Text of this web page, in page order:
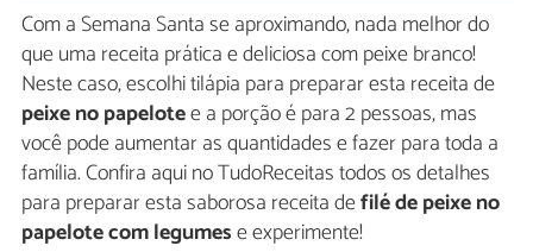
Com a Semana Santa se aproximando, nada melhor do
que uma receita prática e deliciosa com peixe branco!
Neste caso, escolhi tilápia para preparar esta receita de
peixe no papelotee a porção é para 2 pessoas, mas
você pode aumentar as quantidades e fazer para toda a
família. Confira aqui no TudoReceitas todos os detalhes
para preparar esta saborosa receita defilé de peixe no
papelote com legumese experimente!